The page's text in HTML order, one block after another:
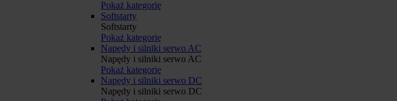
Pokaż kategorię
Softstarty
Softstarty
Pokaż kategorię
Napędy i silniki serwo AC
Napędy i silniki serwo AC
Pokaż kategorię
Napędy i silniki serwo DC
Napędy i silniki serwo DC